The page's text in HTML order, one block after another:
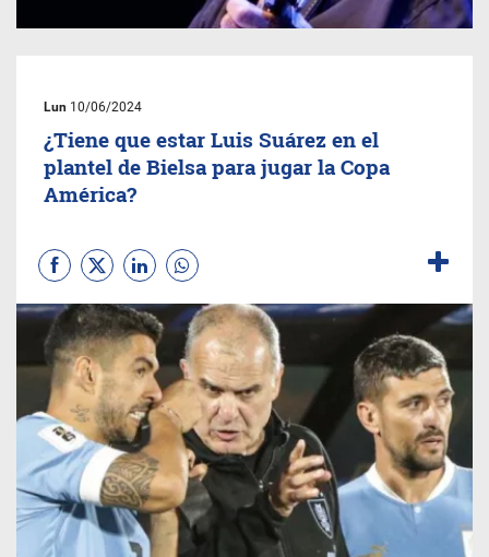
Lun 10/06/2024
¿Tiene que estar Luis Suárez en el
plantel de Bielsa para jugar la Copa
América?